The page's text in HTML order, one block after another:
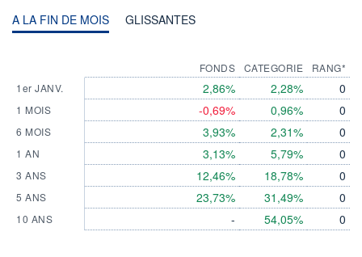
A LA FIN DE MOIS GLISSANTES
1er JANV.
1 MOIS
6 MOIS
1 AN
3 ANS
5 ANS
10 ANS
FONDS
2,86%
-0,69%
3,93%
3,13%
12,46%
23,73%
-
CATEGORIE
2,28%
0,96%
2,31%
5,79%
18,78%
31,49%
54,05%
RANG*
0
0
0
0
0
0
0